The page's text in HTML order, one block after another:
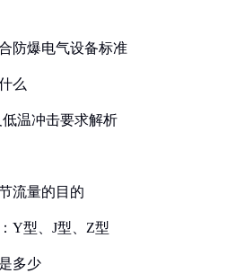
防爆电气设备标准
么
温冲击要求解析
流量的目的
Y型、J型、Z型
多少